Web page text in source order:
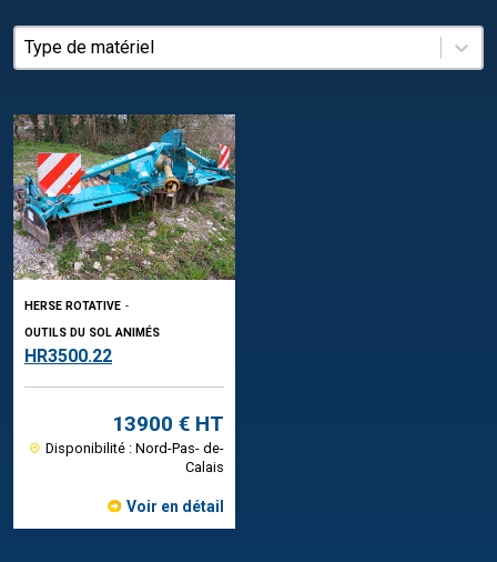
Par type de matériel
Par type de matériel
HERSE ROTATIVE -
OUTILS DU SOL ANIMÉS
HR3500.22
13900 € HT
Disponibilité : Nord-Pas- de-
Calais
Voir en détail